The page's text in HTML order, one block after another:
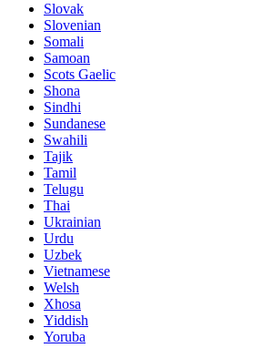
Slovak
Slovenian
Somali
Samoan
Scots Gaelic
Shona
Sindhi
Sundanese
Swahili
Tajik
Tamil
Telugu
Thai
Ukrainian
Urdu
Uzbek
Vietnamese
Welsh
Xhosa
Yiddish
Yoruba